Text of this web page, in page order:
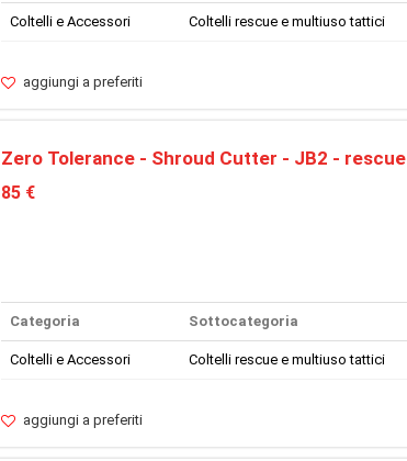
Coltelli e Accessori Coltelli rescue e multiuso tattici
aggiungi a preferiti
Zero Tolerance - Shroud Cutter - JB2 - rescue
85 €
Categoria Sottocategoria
Coltelli e Accessori Coltelli rescue e multiuso tattici
aggiungi a preferiti